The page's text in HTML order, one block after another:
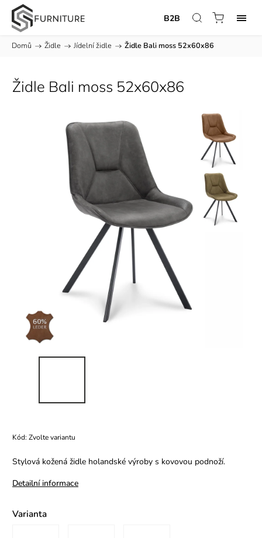
B2B
Domů / Židle / Jídelní židle / Židle Bali moss 52x60x86
Židle Bali moss 52x60x86
Kód: Zvolte variantu
Stylová kožená židle holandské výroby s kovovou podnoží.
Detailní informace
Varianta